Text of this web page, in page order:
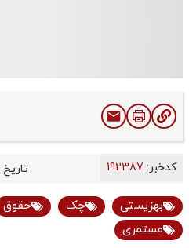
کدخبر: تاریخ
بهزیستی چک حقوق
مستمری